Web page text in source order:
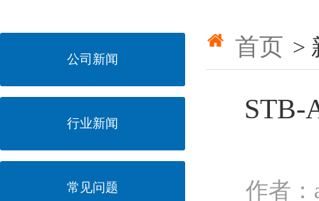
公司新闻
行业新闻
常见问题
首页 >
STB-
作者：